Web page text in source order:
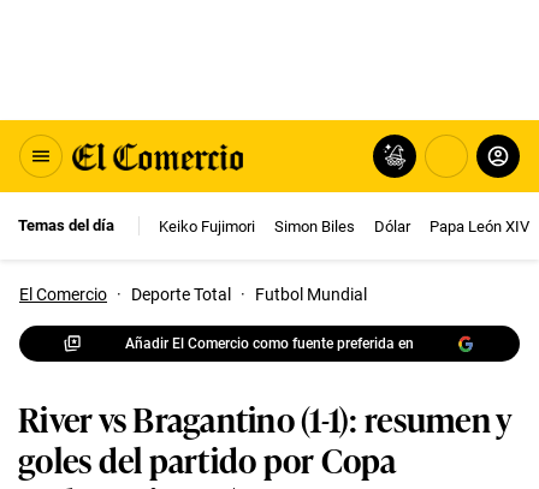
Temas del día Keiko Fujimori Simon Biles Dólar Papa León XIV
El Comercio · Deporte Total · Futbol Mundial
Añadir El Comercio como fuente preferida en
River vs Bragantino (1-1): resumen y
goles del partido por Copa